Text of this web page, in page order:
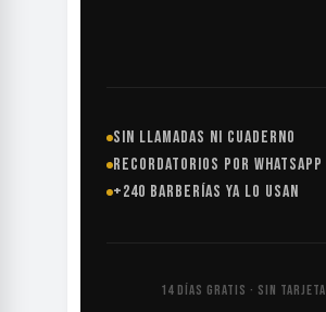
SIN LLAMADAS NI CUADERNO
RECORDATORIOS POR WHATSAPP
+240 BARBERÍAS YA LO USAN
14 DÍAS GRATIS · SIN TARJETA